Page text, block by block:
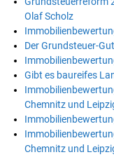
Olaf Scholz
Der Grundsteuer-
Gibt es baureifes
Chemnitz und
Chemnitz und